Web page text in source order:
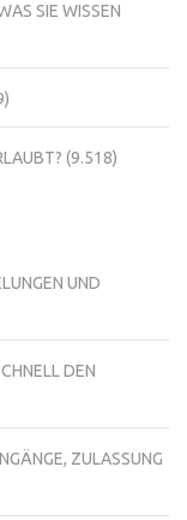
SIE WISSEN
(9.518)
UND
DEN
ZULASSUNG